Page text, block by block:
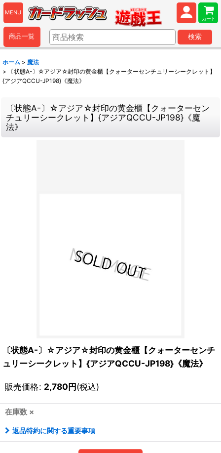
MENU
カート
商品一覧 検索
ホーム > 魔法
>
〔状態A-〕☆アジア☆封印の黄金櫃【クォーターセンチュリーシークレット】
{アジアQCCU-JP198}《魔法》
〔状態A-〕☆アジア☆封印の黄金櫃【クォーターセン
チュリーシークレット】{アジアQCCU-JP198}《魔
法》
〔状態A-〕☆アジア☆封印の黄金櫃【クォーターセンチ
ュリーシークレット】{アジアQCCU-JP198}《魔法》
販売価格: 2,780円(税込)
在庫数 ×
返品特約に関する重要事項